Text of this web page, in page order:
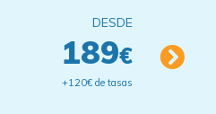
DESDE
189€
+120€ de tasas